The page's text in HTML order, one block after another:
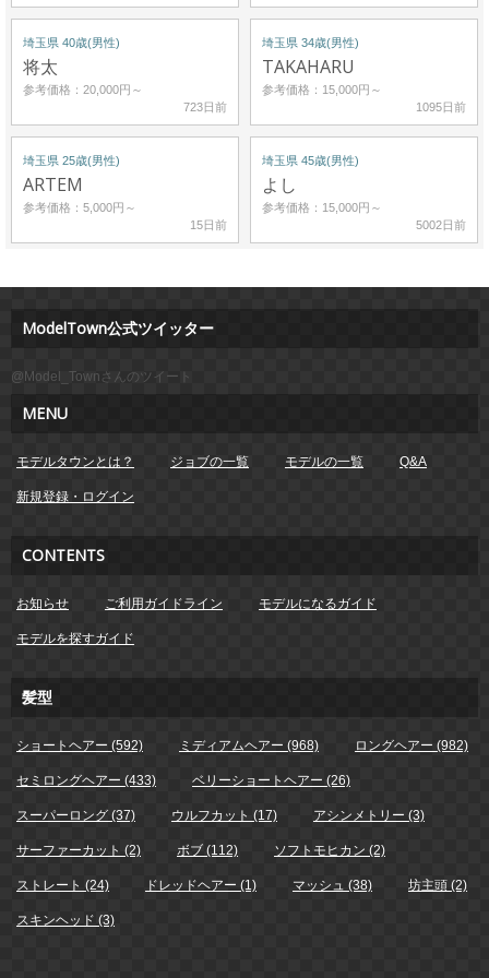
埼玉県 40歳(男性)
将太
参考価格：20,000円～
723日前
埼玉県 34歳(男性)
TAKAHARU
参考価格：15,000円～
1095日前
埼玉県 25歳(男性)
ARTEM
参考価格：5,000円～
15日前
埼玉県 45歳(男性)
よし
参考価格：15,000円～
5002日前
ModelTown公式ツイッター
@Model_Townさんのツイート
MENU
モデルタウンとは？ ジョブの一覧 モデルの一覧 Q&A
新規登録・ログイン
CONTENTS
お知らせ ご利用ガイドライン モデルになるガイド
モデルを探すガイド
髪型
ショートヘアー (592) ミディアムヘアー (968) ロングヘアー (982)
セミロングヘアー (433) ベリーショートヘアー (26)
スーパーロング (37) ウルフカット (17) アシンメトリー (3)
サーファーカット (2) ボブ (112) ソフトモヒカン (2)
ストレート (24) ドレッドヘアー (1) マッシュ (38) 坊主頭 (2)
スキンヘッド (3)